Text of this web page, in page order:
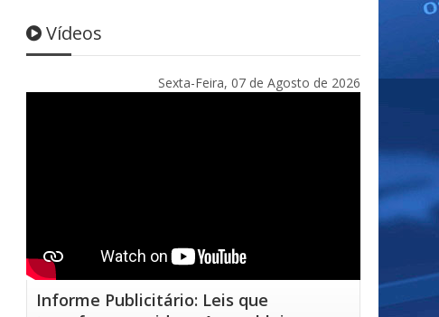
Vídeos
Sexta-Feira, 07 de Agosto de 2026
Informe Publicitário: Leis que